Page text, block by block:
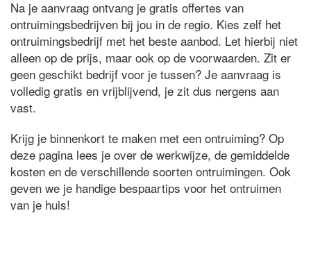
Na je aanvraag ontvang je gratis offertes van
ontruimingsbedrijven bij jou in de regio. Kies zelf het
ontruimingsbedrijf met het beste aanbod. Let hierbij niet
alleen op de prijs, maar ook op de voorwaarden. Zit er
geen geschikt bedrijf voor je tussen? Je aanvraag is
volledig gratis en vrijblijvend, je zit dus nergens aan
vast.
Krijg je binnenkort te maken met een ontruiming? Op
deze pagina lees je over de werkwijze, de gemiddelde
kosten en de verschillende soorten ontruimingen. Ook
geven we je handige bespaartips voor het ontruimen
van je huis!